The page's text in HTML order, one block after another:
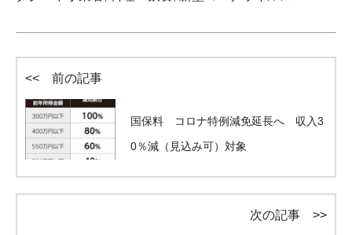
<< 前の記事
国保料 コロナ特例減免延長へ 収入3
0％減（見込み可）対象
次の記事 >>